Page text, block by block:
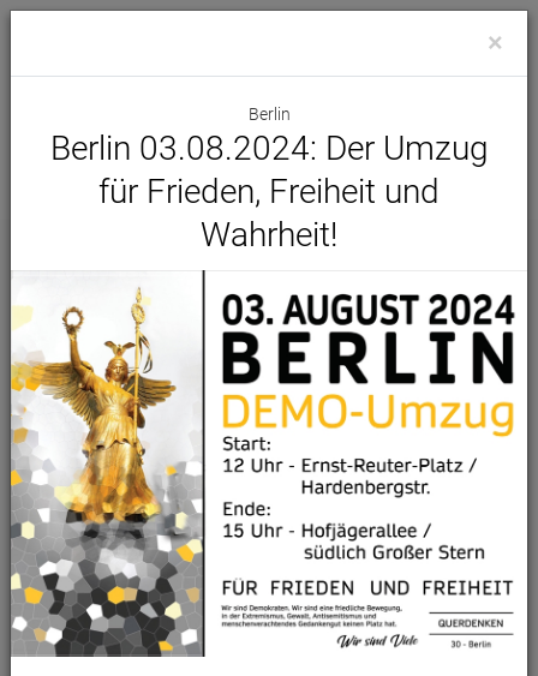
Demo Kalender
Alle Städte Alle Initiativen
Samstag, 26 September
76661 Philippsburg
BADEN-WÜRTTEMBERG STEHT
×
Berlin
Berlin 03.08.2024: Der Umzug
für Frieden, Freiheit und
Wahrheit!